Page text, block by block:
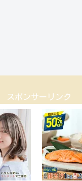
スポンサーリンク